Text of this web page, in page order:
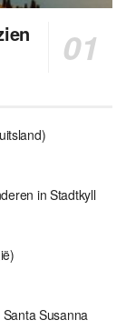
in Stadtkyll
Susanna